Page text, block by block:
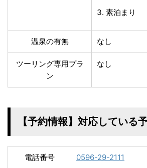
素泊まり
温泉の有無 なし
ツーリング専用プラ
ン
なし
【予約情報】対応している
電話番号 0596-29-2111